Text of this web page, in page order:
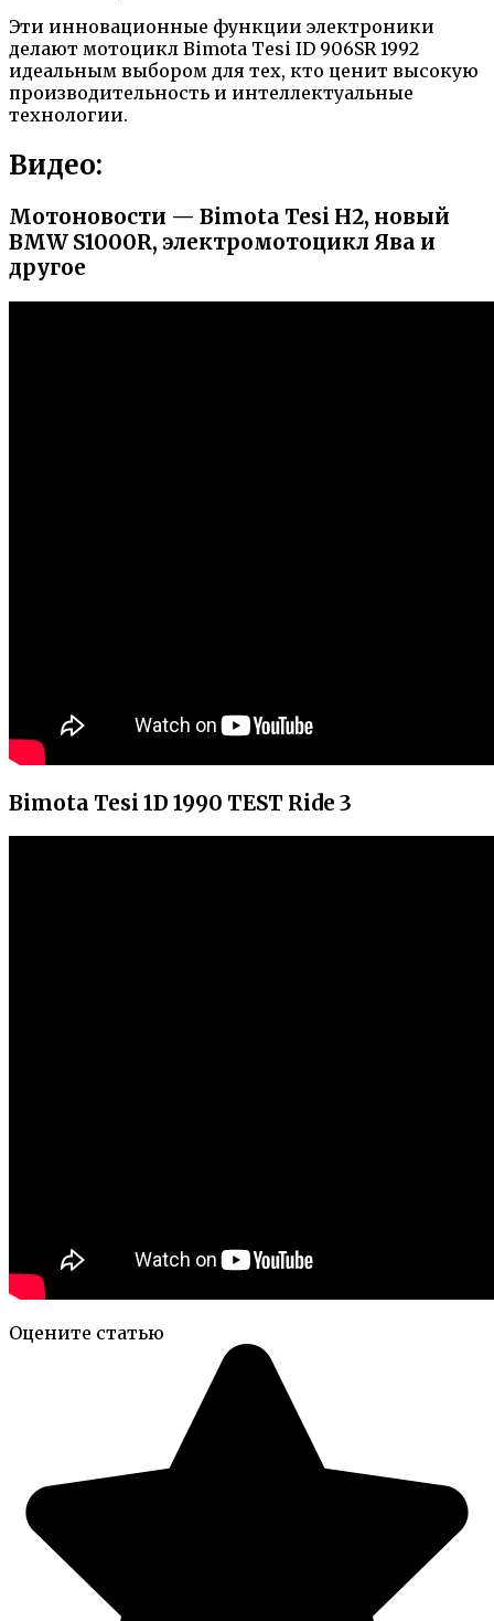
Эти инновационные функции электроники
делают мотоцикл Bimota Tesi ID 906SR 1992
идеальным выбором для тех, кто ценит высокую
производительность и интеллектуальные
технологии.
Видео:
Мотоновости — Bimota Tesi H2, новый
BMW S1000R, электромотоцикл Ява и
другое
Bimota Tesi 1D 1990 TEST Ride 3
Оцените статью